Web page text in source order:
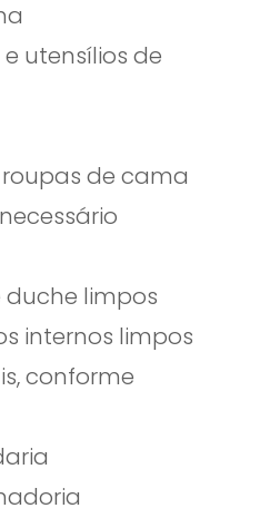
utensílios de
de cama
duche limpos
internos limpos
conforme